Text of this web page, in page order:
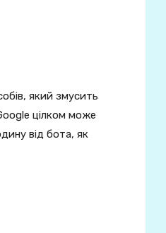
який змусить
цілком може
від бота, як